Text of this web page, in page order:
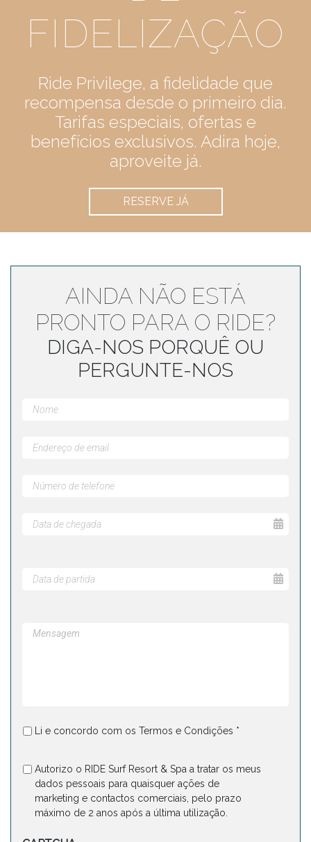
FIDELIZAÇÃO
Ride Privilege, a fidelidade que
recompensa desde o primeiro dia.
Tarifas especiais, ofertas e
benefícios exclusivos. Adira hoje,
aproveite já.
RESERVE JÁ
AINDA NÃO ESTÁ
PRONTO PARA O RIDE?
DIGA-NOS PORQUÊ OU
PERGUNTE-NOS
Li e concordo com os Termos e Condições *
Autorizo ​​o RIDE Surf Resort & Spa a tratar os meus
dados pessoais para quaisquer ações de
marketing e contactos comerciais, pelo prazo
máximo de 2 anos após a última utilização.